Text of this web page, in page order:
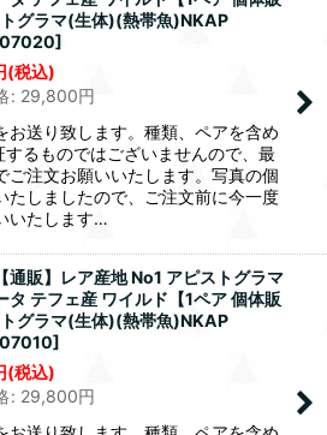
グラマ(生体)(熱帯魚)NKAP
]
(税込)
: 29,800円
お送り致します。種類、ペアを含め
るものではございませんので、最
ご注文お願いいたします。写真の個
たしましたので、ご注文前に今一度
いたします…
通販】レア産地 No1 アピストグラマ
タ テフェ産 ワイルド【1ペア 個体販
グラマ(生体)(熱帯魚)NKAP
]
(税込)
: 29,800円